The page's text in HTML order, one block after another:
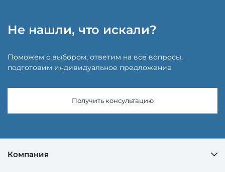
Не нашли, что искали?
Поможем с выбором, ответим на все вопросы,
подготовим индивидуальное предложение
Получить консультацию
Компания